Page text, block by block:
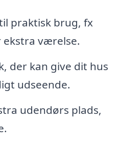
praktisk brug, fx
værelse.
der kan give dit hus
udseende.
udendørs plads,